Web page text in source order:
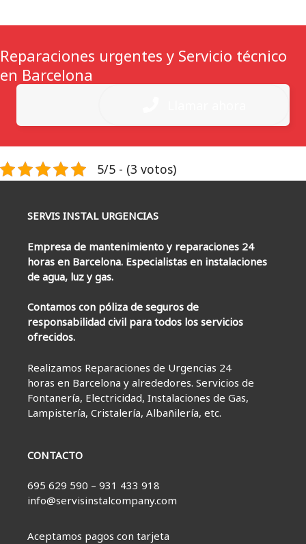
Reparaciones urgentes y Servicio técnico
en Barcelona
5/5 - (3 votos)
SERVIS INSTAL URGENCIAS
Empresa de mantenimiento y reparaciones 24
horas en Barcelona. Especialistas en instalaciones
de agua, luz y gas.
Contamos con póliza de seguros de
responsabilidad civil para todos los servicios
ofrecidos.
Realizamos Reparaciones de Urgencias 24
horas en Barcelona y alrededores. Servicios de
Fontanería, Electricidad, Instalaciones de Gas,
Lampistería, Cristalería, Albañilería, etc.
CONTACTO
695 629 590 – 931 433 918
info@servisinstalcompany.com
Aceptamos pagos con tarjeta